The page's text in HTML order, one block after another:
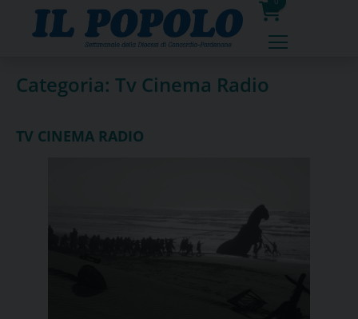
0
prodotti
Categoria: Tv Cinema Radio
TV CINEMA RADIO